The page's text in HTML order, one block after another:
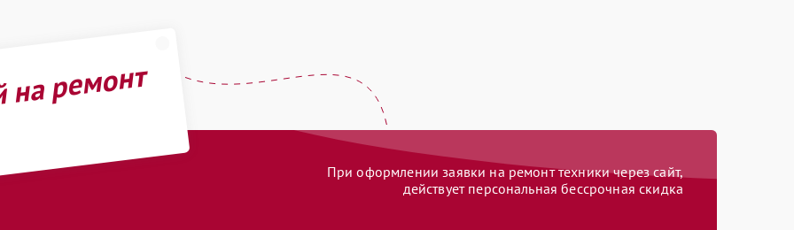
ремонт
При оформлении заявки на ремонт техники через сайт,
действует персональная бессрочная скидка